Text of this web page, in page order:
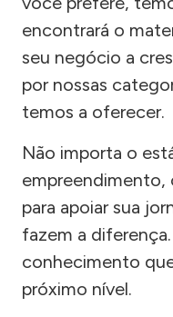
encontrará o
seu negócio a
por nossas
temos a oferecer.
Não importa o
empreendimento,
para apoiar sua
fazem a
conhecimento
próximo nível.